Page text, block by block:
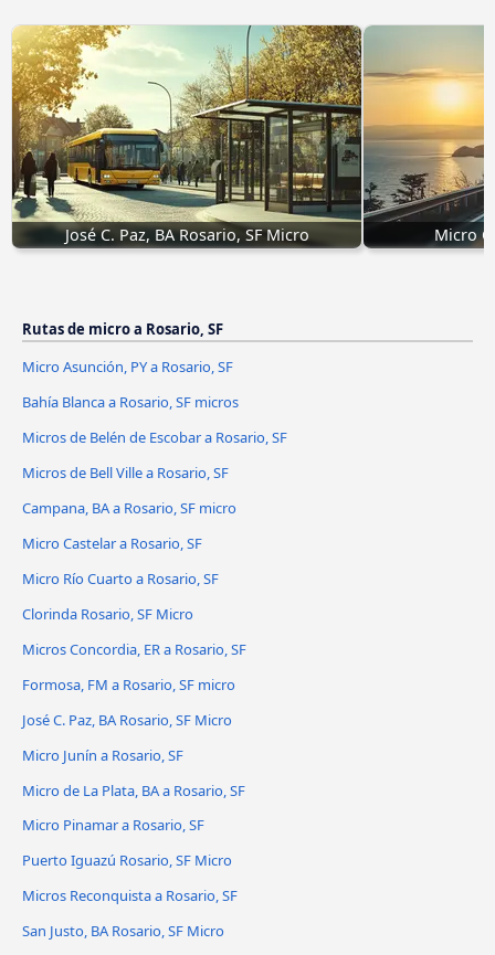
José C. Paz, BA Rosario, SF Micro Micro
Rutas de micro a Rosario, SF
Micro Asunción, PY a Rosario, SF
Bahía Blanca a Rosario, SF micros
Micros de Belén de Escobar a Rosario, SF
Micros de Bell Ville a Rosario, SF
Campana, BA a Rosario, SF micro
Micro Castelar a Rosario, SF
Micro Río Cuarto a Rosario, SF
Clorinda Rosario, SF Micro
Micros Concordia, ER a Rosario, SF
Formosa, FM a Rosario, SF micro
José C. Paz, BA Rosario, SF Micro
Micro Junín a Rosario, SF
Micro de La Plata, BA a Rosario, SF
Micro Pinamar a Rosario, SF
Puerto Iguazú Rosario, SF Micro
Micros Reconquista a Rosario, SF
San Justo, BA Rosario, SF Micro